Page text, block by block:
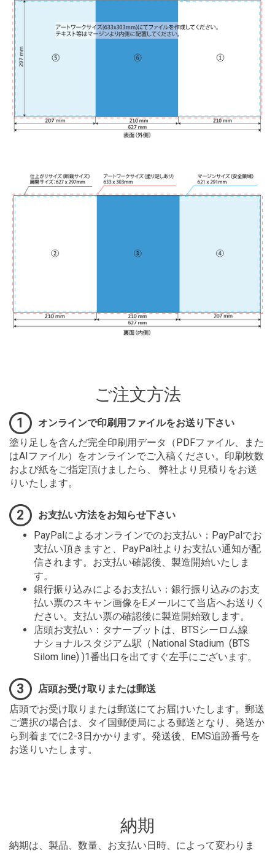
ご注文方法
1
オンラインで印刷用ファイルをお送り下さい
塗り足しを含んだ完全印刷用データ（PDFファイル、また
はAIファイル）をオンラインでご入稿ください。印刷枚数
および紙をご指定頂けましたら、 弊社より見積りをお送
りいたします。
2
お支払い方法をお知らせ下さい
PayPalによるオンラインでのお支払い：PayPalでお
支払い頂きますと、PayPal社よりお支払い通知が配
信されます。お支払い確認後、製造開始いたしま
す。
銀行振り込みによるお支払い：銀行振り込みのお支
払い票のスキャン画像をEメールにて当店へお送りく
ださい。支払い票の確認後に製造開始致します。
店頭お支払い：タナーブットは、BTSシーロム線
ナショナルスタジアム駅（National Stadium (BTS
Silom line) )1番出口を出てすぐ左手にございます。
3
店頭お受け取りまたは郵送
店頭でお受け取りまたは郵送にてお届けいたします。郵送
ご選択の場合は、タイ国郵便局による郵送となり、発送か
ら到着までに2-3日かかります。発送後、EMS追跡番号を
お送りいたします。
納期
納期は、製品、数量、お支払い日時、によって変わりま